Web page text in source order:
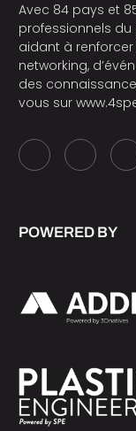
Avec 84 pays et
professionnels
aidant à
networking,
des
vous sur
POWERED BY